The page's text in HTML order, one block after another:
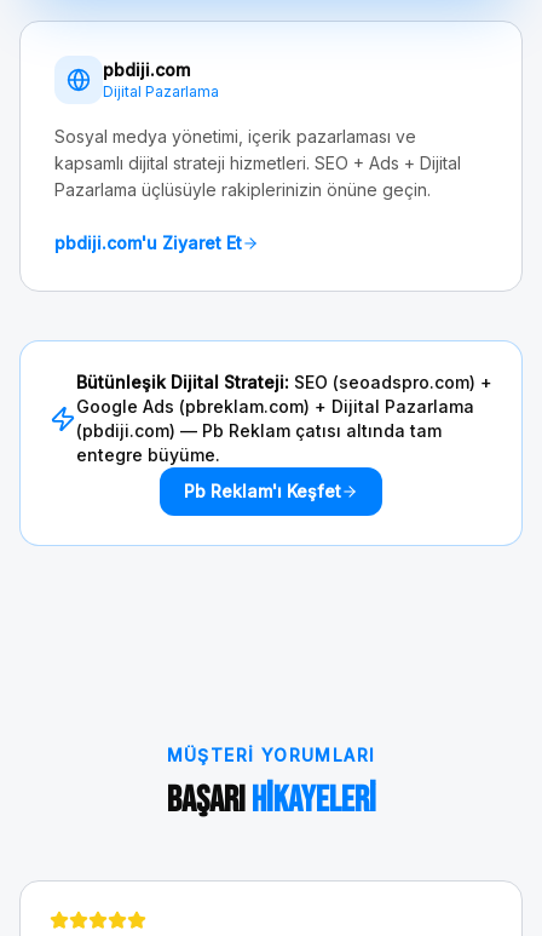
pbdiji.com
Dijital Pazarlama
Sosyal medya yönetimi, içerik pazarlaması ve
kapsamlı dijital strateji hizmetleri. SEO + Ads + Dijital
Pazarlama üçlüsüyle rakiplerinizin önüne geçin.
pbdiji.com'u Ziyaret Et
Bütünleşik Dijital Strateji: SEO (seoadspro.com) +
Google Ads (pbreklam.com) + Dijital Pazarlama
(pbdiji.com) — Pb Reklam çatısı altında tam
entegre büyüme.
Pb Reklam'ı Keşfet
MÜŞTERI YORUMLARI
BaşarıHikayeleri